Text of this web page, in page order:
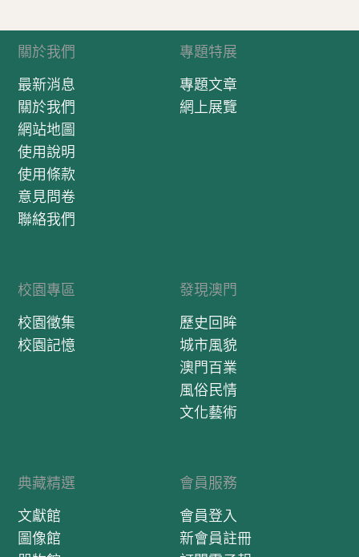
關於我們
最新消息
關於我們
網站地圖
使用說明
使用條款
意見問卷
聯絡我們
專題特展
專題文章
網上展覽
校園專區
校園徵集
校園記憶
發現澳門
歷史回眸
城市風貌
澳門百業
風俗民情
文化藝術
典藏精選
文獻館
圖像館
會員服務
會員登入
新會員註冊